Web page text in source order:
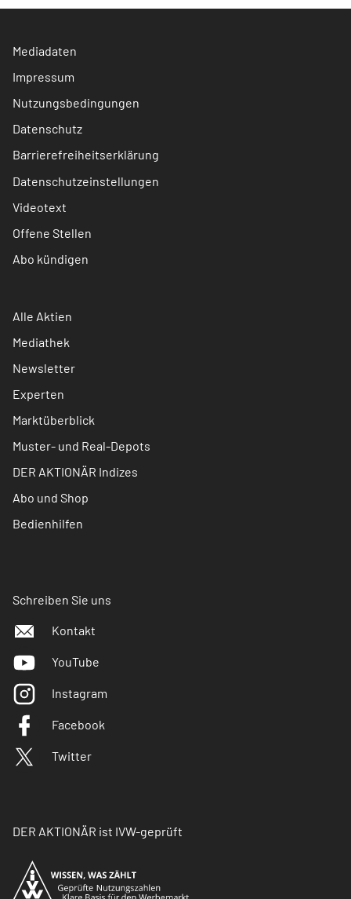
Mediadaten
Impressum
Nutzungsbedingungen
Datenschutz
Barrierefreiheitserklärung
Datenschutzeinstellungen
Videotext
Offene Stellen
Abo kündigen
Alle Aktien
Mediathek
Newsletter
Experten
Marktüberblick
Muster- und Real-Depots
DER AKTIONÄR Indizes
Abo und Shop
Bedienhilfen
Schreiben Sie uns
Kontakt
YouTube
Instagram
Facebook
Twitter
DER AKTIONÄR ist IVW-geprüft